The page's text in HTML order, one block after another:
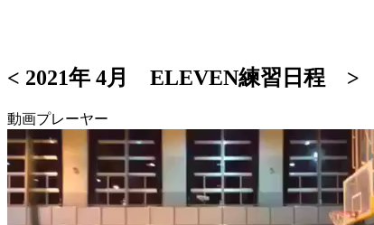
< 2021年 4月 ELEVEN練習日程 >
動画プレーヤー